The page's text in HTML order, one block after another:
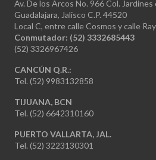
Av. De los Arcos No. 966 Col. Jardines
Guadalajara, Jalisco C.P. 44520
Local C, entre calle Cosmos y calle
Conmutador: (52) 3332685443
(52) 3326967426
CANCÚN Q.R.:
Tel. (52) 9983132858
TIJUANA, BCN
Tel. (52) 6642310160
PUERTO VALLARTA, JAL.
Tel. (52) 3223130301